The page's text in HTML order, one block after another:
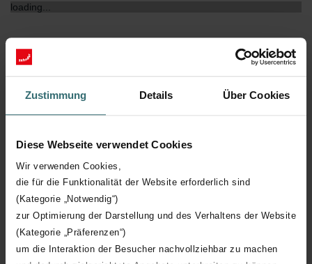
Zustimmung Details Über Cookies
Diese Webseite verwendet Cookies
Wir verwenden Cookies,
die für die Funktionalität der Website erforderlich sind
(Kategorie „Notwendig“)
zur Optimierung der Darstellung und des Verhaltens der Website
(Kategorie „Präferenzen“)
um die Interaktion der Besucher nachvollziehbar zu machen
loading...